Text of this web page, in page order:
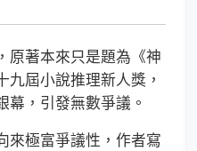
著本來只是題為《神
屆小說推理新人獎，
，引發無數爭議。
極富爭議性，作者寫